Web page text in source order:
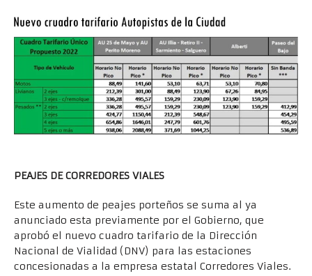
PEAJES DE CORREDORES VIALES
Este aumento de peajes porteños se suma al ya
anunciado esta previamente por el Gobierno, que
aprobó el nuevo cuadro tarifario de la Dirección
Nacional de Vialidad (DNV) para las estaciones
concesionadas a la empresa estatal Corredores Viales.